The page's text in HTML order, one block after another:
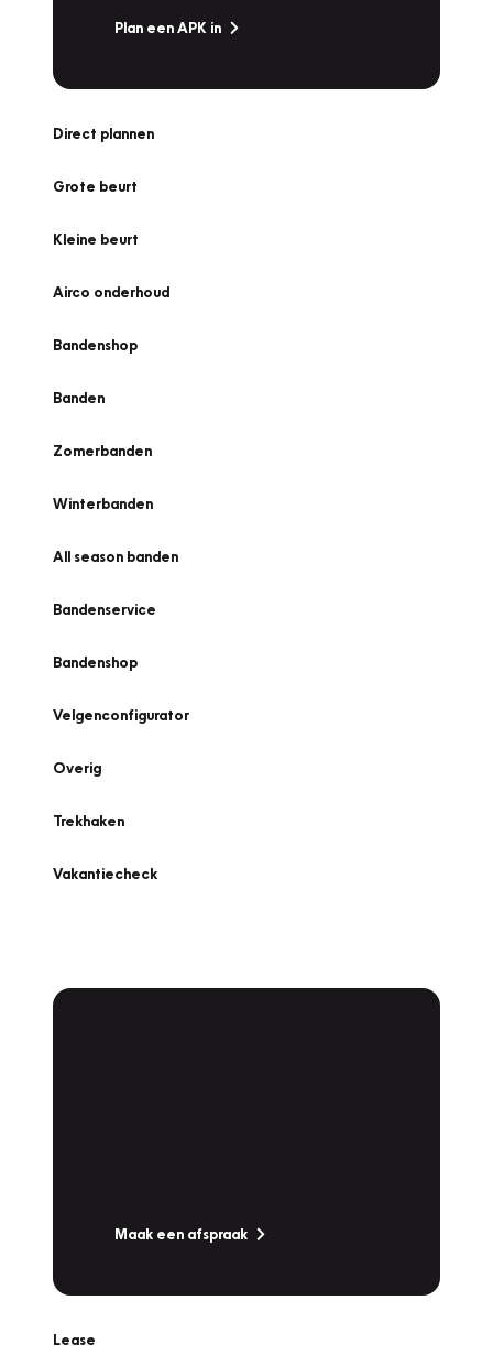
Plan een APK in
Direct plannen
Grote beurt
Kleine beurt
Airco onderhoud
Bandenshop
Banden
Zomerbanden
Winterbanden
All season banden
Bandenservice
Bandenshop
Velgenconfigurator
Overig
Trekhaken
Vakantiecheck
Maak een afspraak
Lease